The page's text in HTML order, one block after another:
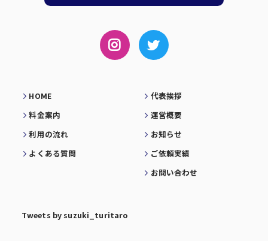
HOME
料金案内
利用の流れ
よくある質問
代表挨拶
運営概要
お知らせ
ご依頼実績
お問い合わせ
Tweets by suzuki_turitaro